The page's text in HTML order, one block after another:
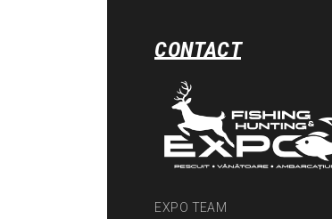
CONTACT
EXPO TEAM